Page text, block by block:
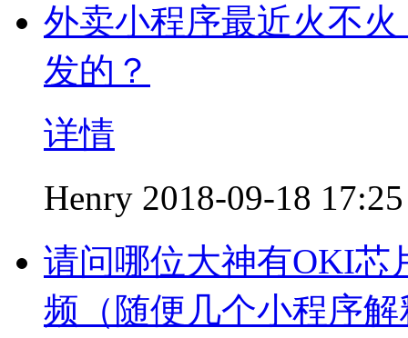
外卖小程序最近火不
发的？
详情
Henry 2018-09-18 17:25
请问哪位大神有OKI芯
频（随便几个小程序